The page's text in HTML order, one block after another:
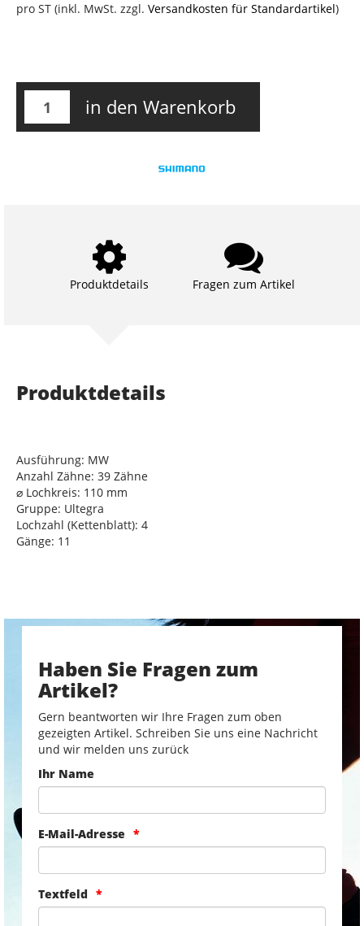
pro ST (inkl. MwSt. zzgl. Versandkosten für Standardartikel)
in den Warenkorb
Produktdetails Fragen zum Artikel
Produktdetails
Ausführung: MW
Anzahl Zähne: 39 Zähne
⌀ Lochkreis: 110 mm
Gruppe: Ultegra
Lochzahl (Kettenblatt): 4
Gänge: 11
Haben Sie Fragen zum
Artikel?
Gern beantworten wir Ihre Fragen zum oben
gezeigten Artikel. Schreiben Sie uns eine Nachricht
und wir melden uns zurück
Ihr Name
E-Mail-Adresse
Textfeld